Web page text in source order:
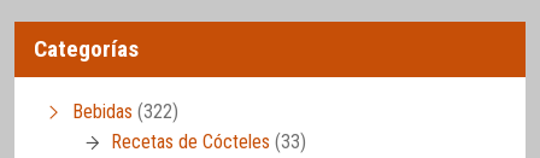
Categorías
Bebidas (322)
Recetas de Cócteles (33)